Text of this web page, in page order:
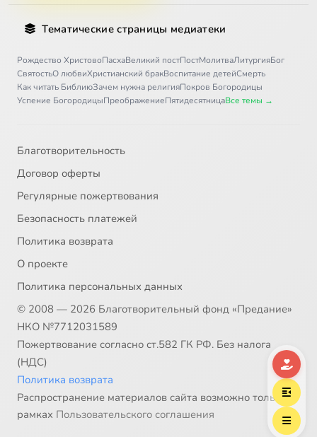
Тематические страницы медиатеки
Рождество ХристовоПасхаВеликий постПостМолитваЛитургияБог
СвятостьО любвиХристианский бракВоспитание детейСмерть
Как читать БиблиюЗачем нужна религияПокров Богородицы
Успение БогородицыПреображениеПятидесятницаВсе темы →
Благотворительность
Договор оферты
Регулярные пожертвования
Безопасность платежей
Политика возврата
О проекте
Политика персональных данных
© 2008 — 2026 Благотворительный фонд «Предание»
НКО №7712031589
Пожертвование согласно ст.582 ГК РФ. Без налога
(НДС)
Политика возврата
Распространение материалов сайта возможно только в
рамках Пользовательского соглашения